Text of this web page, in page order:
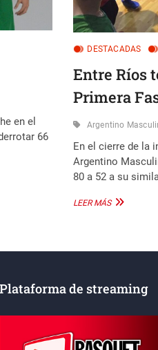
en el
66
DESTACADAS
Entre Ríos
Primera
Argentino
En el cierre de la
Argentino
80 a 52 a su
LEER MÁSENTRE
EL
LA
PRIMERA
Plataforma de streaming